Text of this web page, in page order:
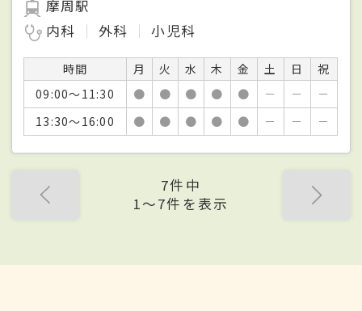
摩周駅
内科
外科 小児科
時間 月 火 水 木 金 土 日
祝
09:00～11:30
● ● ● ● ● － －
－
13:30～16:00
● ● ● ● ● － － －
7件中
1〜7件を表示